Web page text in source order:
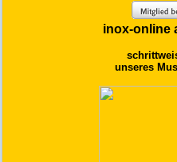
inox-online
unseres